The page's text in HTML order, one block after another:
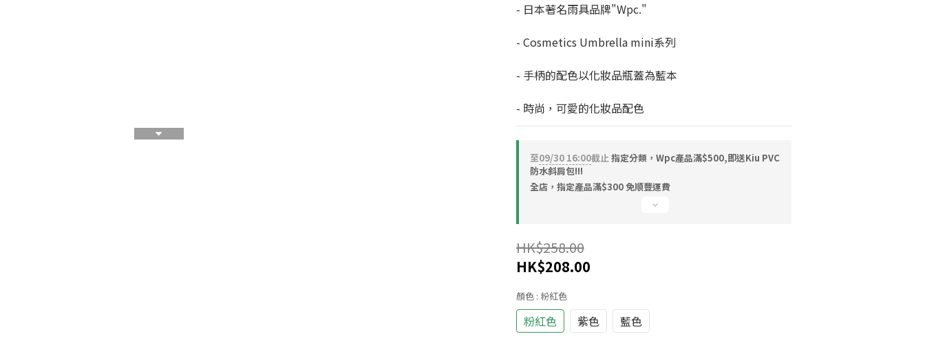
- 日本著名雨具品牌"Wpc."
- Cosmetics Umbrella mini系列
- 手柄的配色以化妝品瓶蓋為藍本
- 時尚，可愛的化妝品配色
至09/30 16:00截止指定分類，Wpc產品滿$500,即送Kiu PVC
防水斜肩包!!!
全店，指定產品滿$300 免順豐運費
HK$258.00
HK$208.00
顏色 : 粉紅色
粉紅色 紫色 藍色